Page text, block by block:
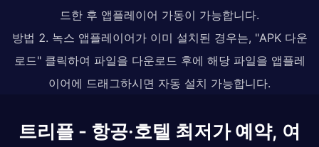
드한 후 앱플레이어 가동이 가능합니다.
방법 2. 녹스 앱플레이어가 이미 설치된 경우는, "APK 다운
로드" 클릭하여 파일을 다운로드 후에 해당 파일을 앱플레
이어에 드래그하시면 자동 설치 가능합니다.
트리플 - 항공·호텔 최저가 예약, 여